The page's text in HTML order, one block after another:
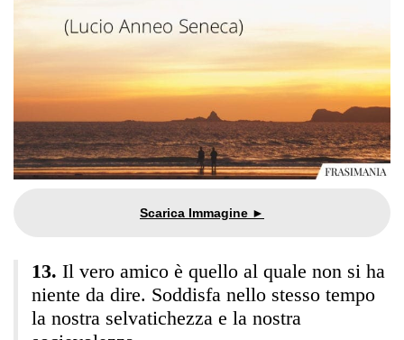
Il vero amico è quello al quale non si ha
niente da dire. Soddisfa nello stesso tempo
la nostra selvatichezza e la nostra